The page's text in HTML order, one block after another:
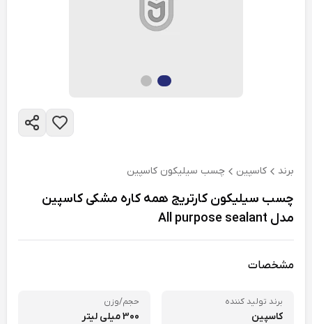
برند کاسپین چسب سیلیکون کاسپین
چسب سیلیکون کارتریج همه کاره مشکی کاسپین
مدل All purpose sealant
مشخصات
برند تولید کننده
کاسپین
حجم/وزن
300 میلی لیتر